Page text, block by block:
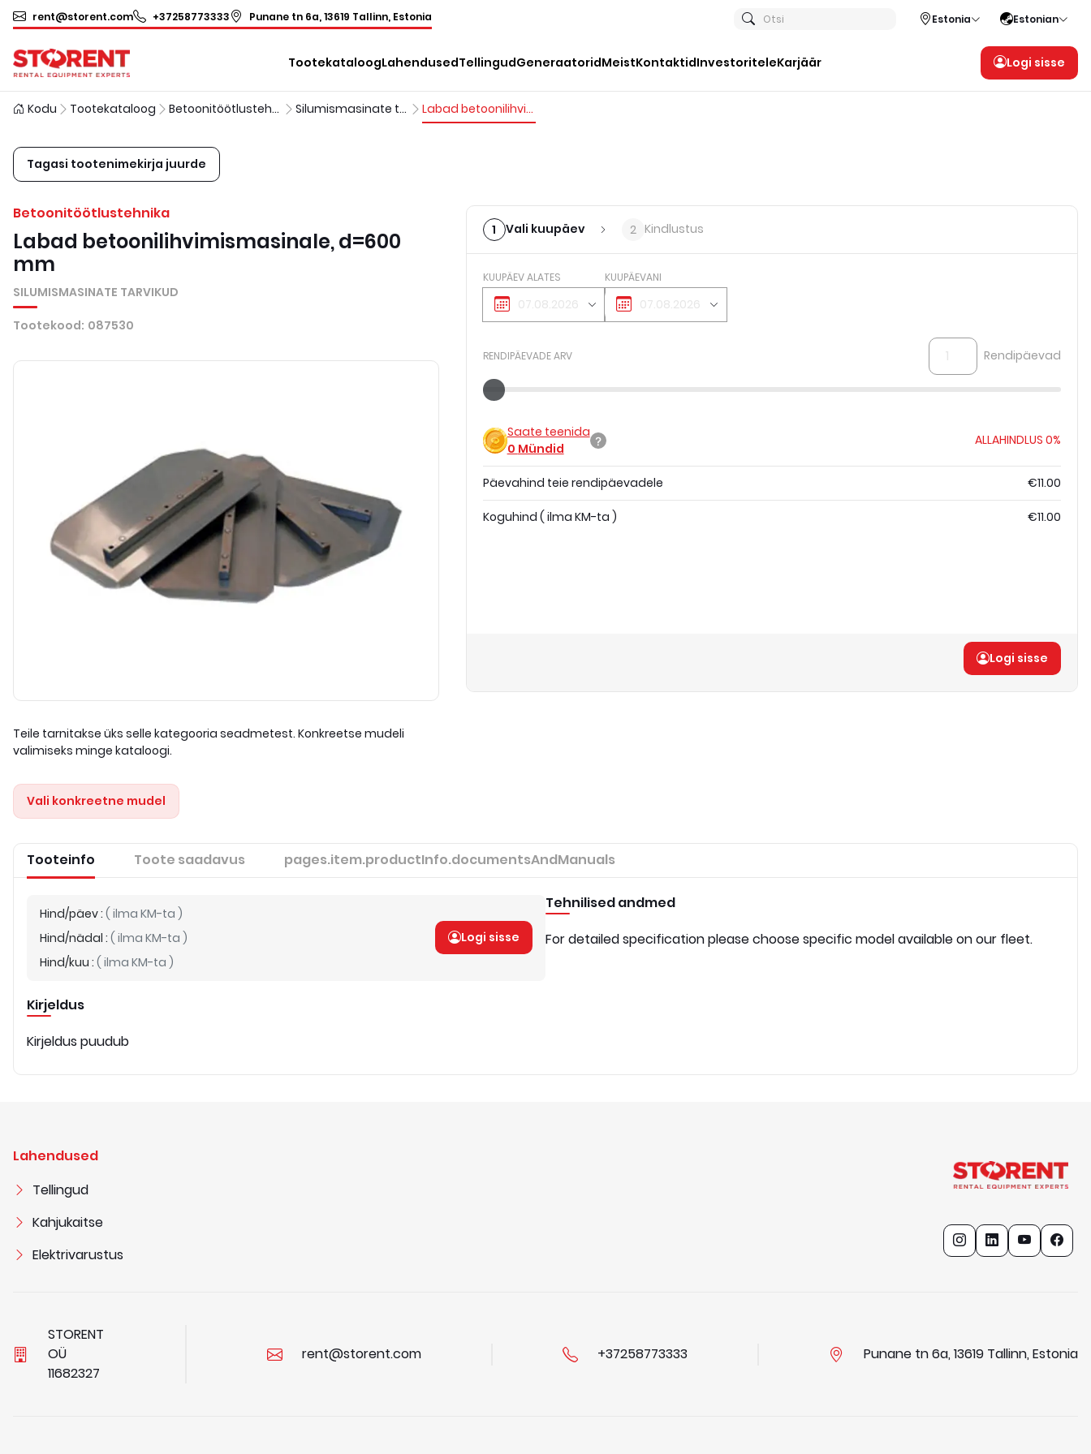
rent@storent.com +37258773333 Punane tn 6a, 13619 Tallinn, Estonia Otsi Estonia Estonian
TootekataloogLahendusedTellingudGeneraatoridMeistKontaktidInvestoriteleKarjäär Logi sisse
Kodu Tootekataloog Betoonitöötlustehnika Silumismasinate tarvikud Labad betoonilihvimismasinale, d=600 mm
Tagasi tootenimekirja juurde
Betoonitöötlustehnika
Labad betoonilihvimismasinale, d=600
mm
SILUMISMASINATE TARVIKUD
Tootekood: 087530
Teile tarnitakse üks selle kategooria seadmetest. Konkreetse mudeli
valimiseks minge kataloogi.
Vali konkreetne mudel
1 Vali kuupäev 2 Kindlustus
KUUPÄEV ALATES KUUPÄEVANI
RENDIPÄEVADE ARV Rendipäevad
Saate teenida
0 Mündid
ALLAHINDLUS 0%
Päevahind teie rendipäevadele €11.00
Koguhind ( ilma KM-ta ) €11.00
Logi sisse
Tooteinfo Toote saadavus pages.item.productInfo.documentsAndManuals
Hind/päev: ( ilma KM-ta )
Hind/nädal : ( ilma KM-ta )
Hind/kuu : ( ilma KM-ta )
Logi sisse
Kirjeldus
Kirjeldus puudub
Tehnilised andmed
For detailed specification please choose specific model available on our fleet.
Lahendused
Tellingud
Kahjukaitse
Elektrivarustus
STORENT
OÜ
11682327
rent@storent.com +37258773333 Punane tn 6a, 13619 Tallinn, Estonia